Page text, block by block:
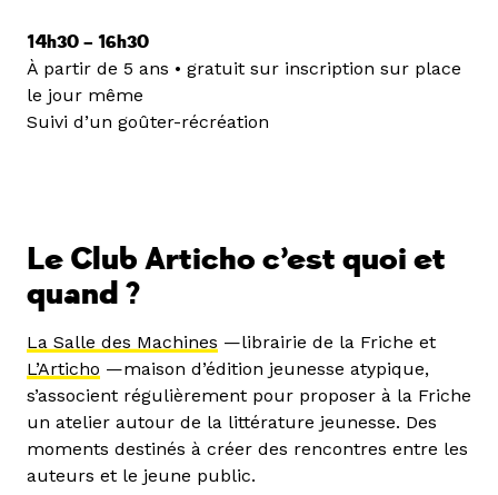
14h30 – 16h30
À partir de 5 ans • gratuit sur inscription sur place
le jour même
Suivi d’un goûter-récréation
Le Club Articho c’est quoi et
quand ?
La Salle des Machines —librairie de la Friche et
L’Articho —maison d’édition jeunesse atypique,
s’associent régulièrement pour proposer à la Friche
un atelier autour de la littérature jeunesse. Des
moments destinés à créer des rencontres entre les
auteurs et le jeune public.